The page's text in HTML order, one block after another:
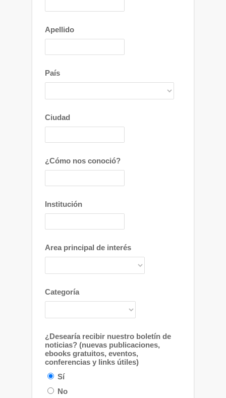
Apellido
País
Ciudad
¿Cómo nos conoció?
Institución
Area principal de interés
Categoría
¿Desearía recibir nuestro boletín de
noticias? (nuevas publicaciones,
ebooks gratuitos, eventos,
conferencias y links útiles)
Sí
No